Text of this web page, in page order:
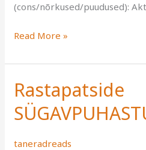
(cons/nõrkused/puudused):
Read More »
Rastapatside
taneradreads
Rastapatside
SÜGAVPUHASTUS